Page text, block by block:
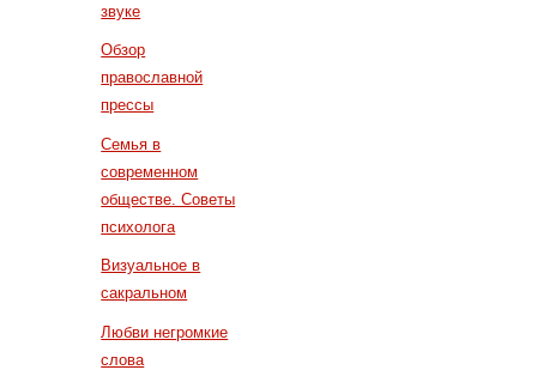
звуке
Обзор
православной
прессы
Семья в
современном
обществе. Советы
психолога
Визуальное в
сакральном
Любви негромкие
слова